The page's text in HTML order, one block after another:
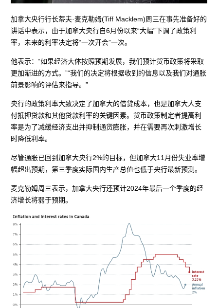
加拿大央行行长蒂夫·麦克勒姆(Tiff Macklem)周三在事先准备好的
讲话中表示，由于加拿大央行自6月份以来“大幅”下调了政策利
率，未来的利率决定将“一次开会”一次。
他表示：“如果经济大体按照预期发展，我们预计货币政策将采取
更加渐进的方式。”“我们的决定将根据收到的信息以及我们对通胀
前景影响的评估来指导。”
央行的政策利率大致决定了加拿大的借贷成本，也是加拿大人支
付抵押贷款和其他贷款利率的关键因素。货币政策制定者提高利
率是为了减缓经济支出并抑制通货膨胀，并在需要再次刺激增长
时降低利率。
尽管通胀已回到加拿大央行2%的目标，但加拿大11月份失业率增
幅超出预期，第三季度实际国内生产总值也低于央行最新预测。
麦克勒姆周三表示，加拿大央行还预计2024年最后一个季度的经
济增长将弱于预期。